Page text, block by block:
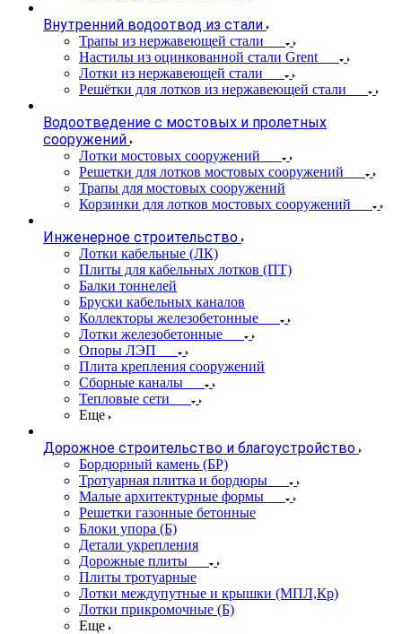
Внутренний водоотвод из стали
Трапы из нержавеющей стали
Настилы из оцинкованной стали Grent
Лотки из нержавеющей стали
Решётки для лотков из нержавеющей стали
Водоотведение с мостовых и пролетных
сооружений
Лотки мостовых сооружений
Решетки для лотков мостовых сооружений
Трапы для мостовых сооружений
Корзинки для лотков мостовых сооружений
Инженерное строительство
Лотки кабельные (ЛК)
Плиты для кабельных лотков (ПТ)
Балки тоннелей
Бруски кабельных каналов
Коллекторы железобетонные
Лотки железобетонные
Опоры ЛЭП
Плита крепления сооружений
Сборные каналы
Тепловые сети
Еще
Дорожное строительство и благоустройство
Бордюрный камень (БР)
Тротуарная плитка и бордюры
Малые архитектурные формы
Решетки газонные бетонные
Блоки упора (Б)
Детали укрепления
Дорожные плиты
Плиты тротуарные
Лотки междупутные и крышки (МПЛ,Кр)
Лотки прикромочные (Б)
Еще